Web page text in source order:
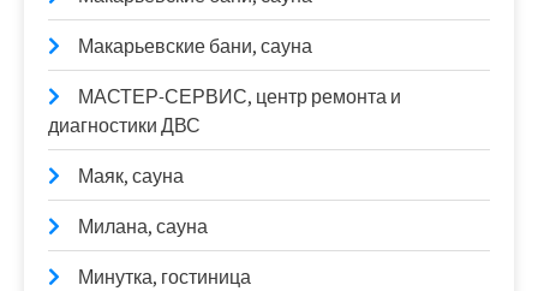
Макарьевские бани, сауна
МАСТЕР-СЕРВИС, центр ремонта и
диагностики ДВС
Маяк, сауна
Милана, сауна
Минутка, гостиница